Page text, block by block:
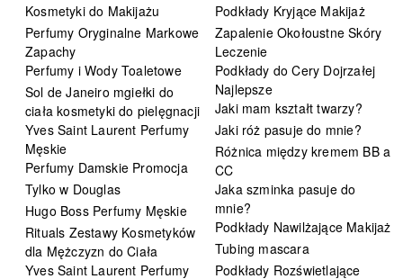
Kosmetyki do Makijażu
Perfumy Oryginalne Markowe
Zapachy
Perfumy i Wody Toaletowe
Sol de Janeiro mgiełki do
ciała kosmetyki do pielęgnacji
Yves Saint Laurent Perfumy
Męskie
Perfumy Damskie Promocja
Tylko w Douglas
Hugo Boss Perfumy Męskie
Rituals Zestawy Kosmetyków
dla Mężczyzn do Ciała
Yves Saint Laurent Perfumy
Podkłady Kryjące Makijaż
Zapalenie Okołoustne Skóry
Leczenie
Podkłady do Cery Dojrzałej
Najlepsze
Jaki mam kształt twarzy?
Jaki róż pasuje do mnie?
Różnica między kremem BB a
CC
Jaka szminka pasuje do
mnie?
Podkłady Nawilżające Makijaż
Tubing mascara
Podkłady Rozświetlające